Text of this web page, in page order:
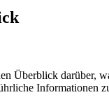
Überblick darüber,
Informationen